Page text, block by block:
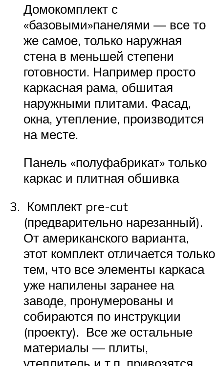
Домокомплект с
«базовыми»панелями — все то
же самое, только наружная
стена в меньшей степени
готовности. Например просто
каркасная рама, обшитая
наружными плитами. Фасад,
окна, утепление, производится
на месте.
Панель «полуфабрикат» только
каркас и плитная обшивка
Комплект pre-cut
(предварительно нарезанный).
От американского варианта,
этот комплект отличается только
тем, что все элементы каркаса
уже напилены заранее на
заводе, пронумерованы и
собираются по инструкции
(проекту). Все же остальные
материалы — плиты,